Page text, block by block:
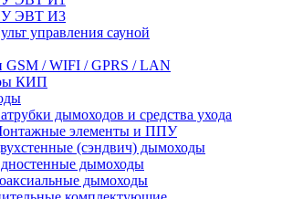
ЭВТ И3
управления сауной
GSM / WIFI / GPRS / LAN
КИП
дымоходов и средства ухода
элементы и ППУ
(сэндвич) дымоходы
дымоходы
дымоходы